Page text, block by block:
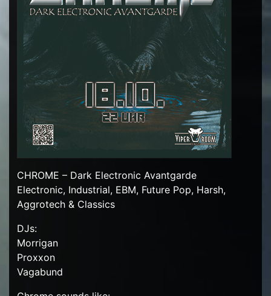
CHROME – Dark Electronic Avantgarde
Electronic, Industrial, EBM, Future Pop, Harsh,
Aggrotech & Classics
DJs:
Morrigan
Proxxon
Vagabund